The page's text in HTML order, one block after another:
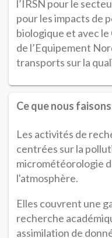
l’IRSN pour le
pour les impacts de
biologique et avec
de l’Equipement
transports sur la
Ce que nous
Les activités de
centrées sur la
micrométéorologie
l'atmosphère.
Elles couvrent une
recherche
assimilation de